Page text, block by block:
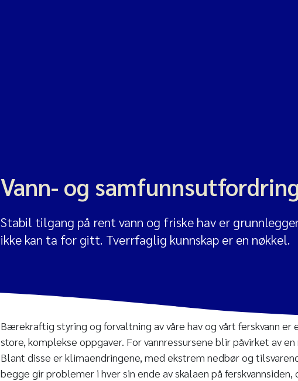
Vann- og
Stabil tilgang på rent vann og friske hav er
ikke kan ta for gitt. Tverrfaglig kunnskap er en nøkkel.
Bærekraftig styring og forvaltning av våre hav og vårt ferskvann er
store, komplekse oppgaver. For vannressursene blir påvirket av
Blant disse er klimaendringene, med ekstrem nedbør og
begge gir problemer i hver sin ende av skalaen på ferskvannsiden,